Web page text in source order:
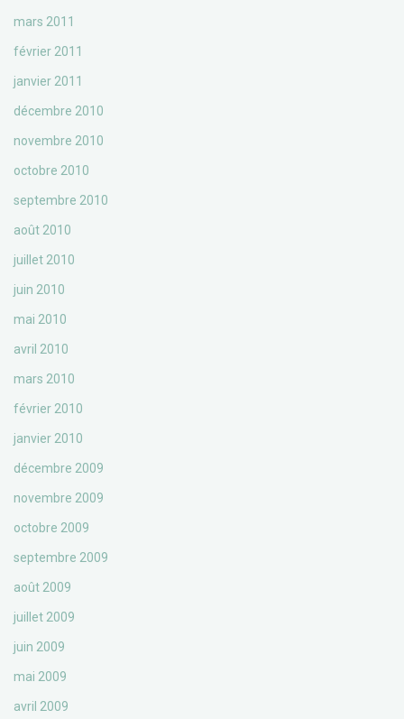
mars 2011
février 2011
janvier 2011
décembre 2010
novembre 2010
octobre 2010
septembre 2010
août 2010
juillet 2010
juin 2010
mai 2010
avril 2010
mars 2010
février 2010
janvier 2010
décembre 2009
novembre 2009
octobre 2009
septembre 2009
août 2009
juillet 2009
juin 2009
mai 2009
avril 2009